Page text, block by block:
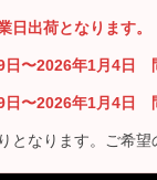
出荷となります。
〜2026年1月4日
〜2026年1月4日
となります。ご希望